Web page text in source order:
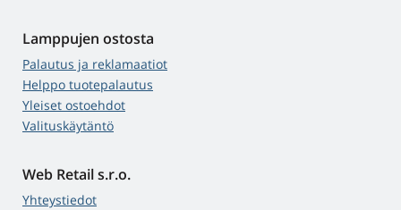
Lamppujen ostosta
Palautus ja reklamaatiot
Helppo tuotepalautus
Yleiset ostoehdot
Valituskäytäntö
Web Retail s.r.o.
Yhteystiedot